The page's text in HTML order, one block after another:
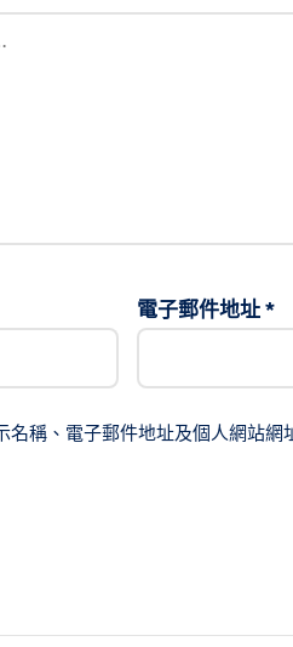
電子郵件地址*
名稱、電子郵件地址及個人網站網